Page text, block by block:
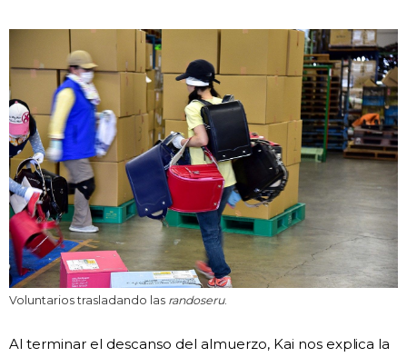
Voluntarios trasladando las randoseru.
Al terminar el descanso del almuerzo, Kai nos explica la